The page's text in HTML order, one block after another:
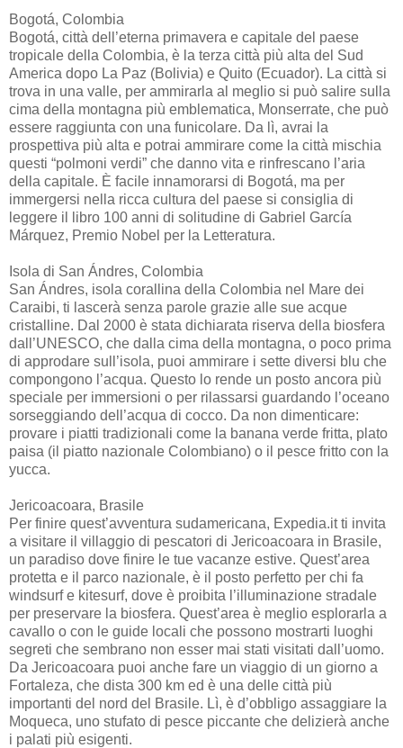
Bogotá, Colombia
Bogotá, città dell’eterna primavera e capitale del paese
tropicale della Colombia, è la terza città più alta del Sud
America dopo La Paz (Bolivia) e Quito (Ecuador). La città si
trova in una valle, per ammirarla al meglio si può salire sulla
cima della montagna più emblematica, Monserrate, che può
essere raggiunta con una funicolare. Da lì, avrai la
prospettiva più alta e potrai ammirare come la città mischia
questi “polmoni verdi” che danno vita e rinfrescano l’aria
della capitale. È facile innamorarsi di Bogotá, ma per
immergersi nella ricca cultura del paese si consiglia di
leggere il libro 100 anni di solitudine di Gabriel García
Márquez, Premio Nobel per la Letteratura.
Isola di San Ándres, Colombia
San Ándres, isola corallina della Colombia nel Mare dei
Caraibi, ti lascerà senza parole grazie alle sue acque
cristalline. Dal 2000 è stata dichiarata riserva della biosfera
dall’UNESCO, che dalla cima della montagna, o poco prima
di approdare sull’isola, puoi ammirare i sette diversi blu che
compongono l’acqua. Questo lo rende un posto ancora più
speciale per immersioni o per rilassarsi guardando l’oceano
sorseggiando dell’acqua di cocco. Da non dimenticare:
provare i piatti tradizionali come la banana verde fritta, plato
paisa (il piatto nazionale Colombiano) o il pesce fritto con la
yucca.
Jericoacoara, Brasile
Per finire quest’avventura sudamericana, Expedia.it ti invita
a visitare il villaggio di pescatori di Jericoacoara in Brasile,
un paradiso dove finire le tue vacanze estive. Quest’area
protetta e il parco nazionale, è il posto perfetto per chi fa
windsurf e kitesurf, dove è proibita l’illuminazione stradale
per preservare la biosfera. Quest’area è meglio esplorarla a
cavallo o con le guide locali che possono mostrarti luoghi
segreti che sembrano non esser mai stati visitati dall’uomo.
Da Jericoacoara puoi anche fare un viaggio di un giorno a
Fortaleza, che dista 300 km ed è una delle città più
importanti del nord del Brasile. Lì, è d’obbligo assaggiare la
Moqueca, uno stufato di pesce piccante che delizierà anche
i palati più esigenti.